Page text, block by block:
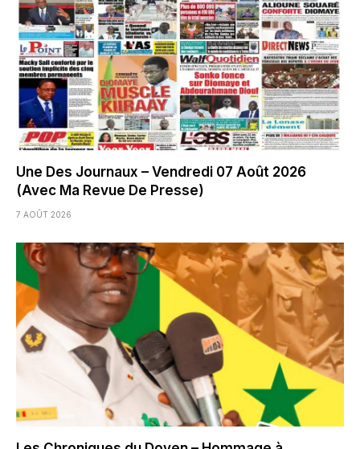
Une Des Journaux – Vendredi 07 Août 2026
(Avec Ma Revue De Presse)
7 AOÛT 2026